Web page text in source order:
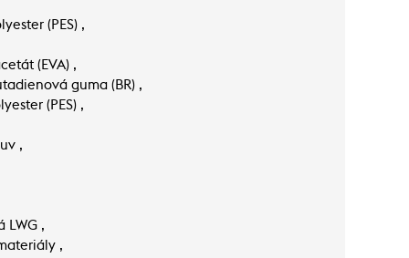
(PES) ,
(EVA) ,
guma (BR) ,
(PES) ,
,
LWG ,
,